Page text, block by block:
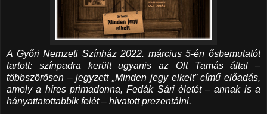
A Győri Nemzeti Színház 2022. március 5-én ősbemutatót
tartott: színpadra került ugyanis az Olt Tamás által –
többszörösen – jegyzett „Minden jegy elkelt” című előadás,
amely a híres primadonna, Fedák Sári életét – annak is a
hányattatottabbik felét – hivatott prezentálni.